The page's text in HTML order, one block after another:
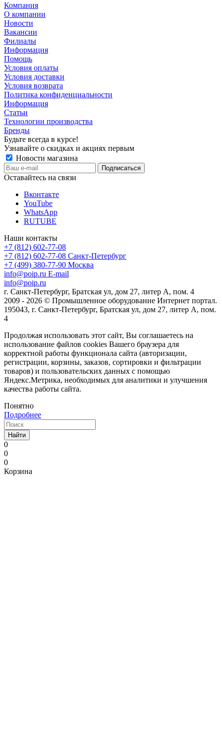
Компания
О компании
Новости
Вакансии
Филиалы
Информация
Помощь
Условия оплаты
Условия доставки
Условия возврата
Политика конфиденциальности
Информация
Статьи
Технологии производства
Бренды
Будьте всегда в курсе!
Узнавайте о скидках и акциях первым
Новости магазина
Оставайтесь на связи
Вконтакте
YouTube
WhatsApp
RUTUBE
Наши контакты
+7 (812) 602-77-08
+7 (812) 602-77-08 Санкт-Петербург
+7 (499) 380-77-90 Москва
info@poip.ru E-mail
info@poip.ru
г. Санкт-Петербург, Братская ул, дом 27, литер А, пом. 4
2009 - 2026 © Промышленное оборудование Интернет портал.
195043, г. Санкт-Петербург, Братская ул, дом 27, литер А, пом.
4
Продолжая использовать этот сайт, Вы соглашаетесь на
использование файлов cookies Вашего браузера для
корректной работы функционала сайта (авторизации,
регистрации, корзины, заказов, сортировки и фильтрации
товаров) и пользовательских данных с помощью
Яндекс.Метрика, необходимых для аналитики и улучшения
качества работы сайта.
Понятно
Подробнее
Найти
0
0
0
Корзина